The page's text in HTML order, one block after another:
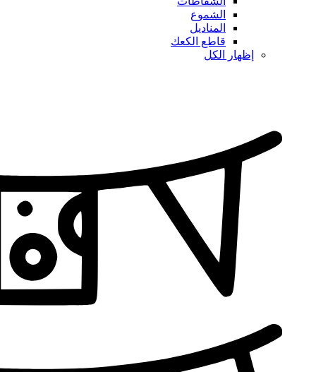
الشموع
المناديل
قاطع الكعك
إظهار الكل